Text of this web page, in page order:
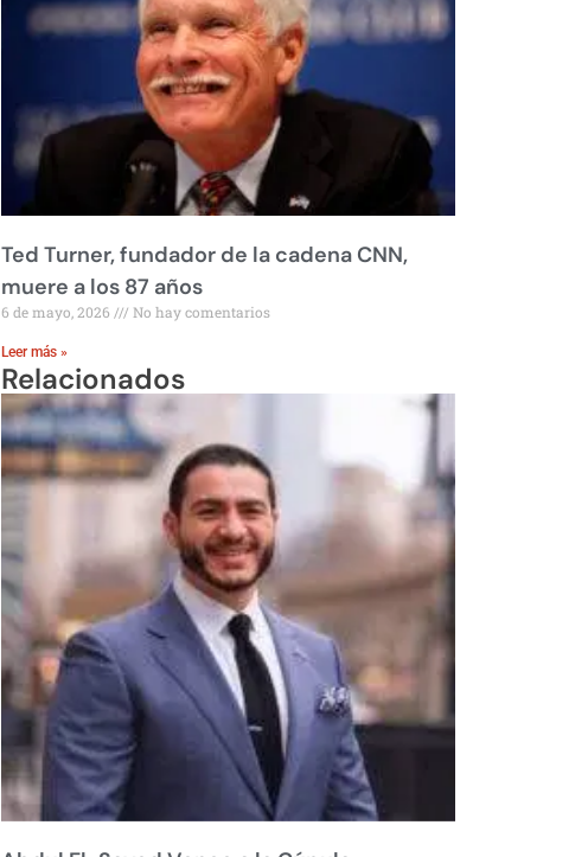
Ted Turner, fundador de la cadena CNN,
muere a los 87 años
6 de mayo, 2026 No hay comentarios
Leer más »
Relacionados